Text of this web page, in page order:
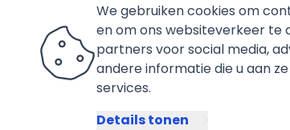
We gebruiken cookies om
en om ons websiteverkeer te
partners voor social media,
andere informatie die u aan
services.
Details tonen